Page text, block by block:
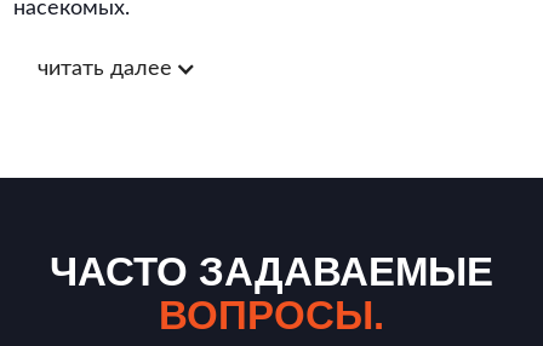
насекомых.
читать далее
ЧАСТО ЗАДАВАЕМЫЕ
ВОПРОСЫ.